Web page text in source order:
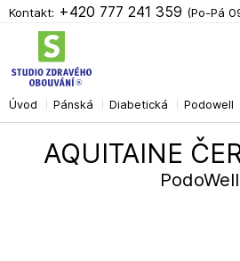
Úvod Pánská Diabetická Podowell
AQUITAINE ČERNÁ Obuv
PodoWell
Kontakt: +420 777 241 359 (Po-Pá